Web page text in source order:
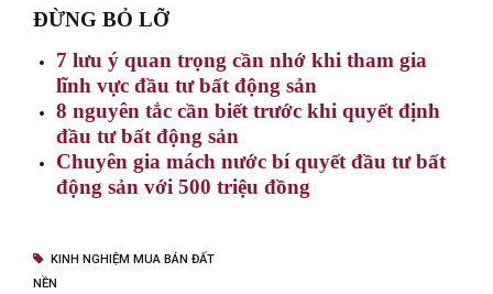
ĐỪNG BỎ LỠ
7 lưu ý quan trọng cần nhớ khi tham gia
lĩnh vực đầu tư bất động sản
8 nguyên tắc cần biết trước khi quyết định
đầu tư bất động sản
Chuyên gia mách nước bí quyết đầu tư bất
động sản với 500 triệu đồng
KINH NGHIỆM MUA BÁN ĐẤT
NỀN